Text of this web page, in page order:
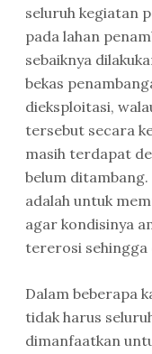
seluruh kegiatan
pada lahan
sebaiknya
bekas
dieksploitasi,
tersebut secara
masih terdapat
belum
adalah untuk
agar kondisinya
tererosi sehingga
Dalam beberapa
tidak harus
dimanfaatkan